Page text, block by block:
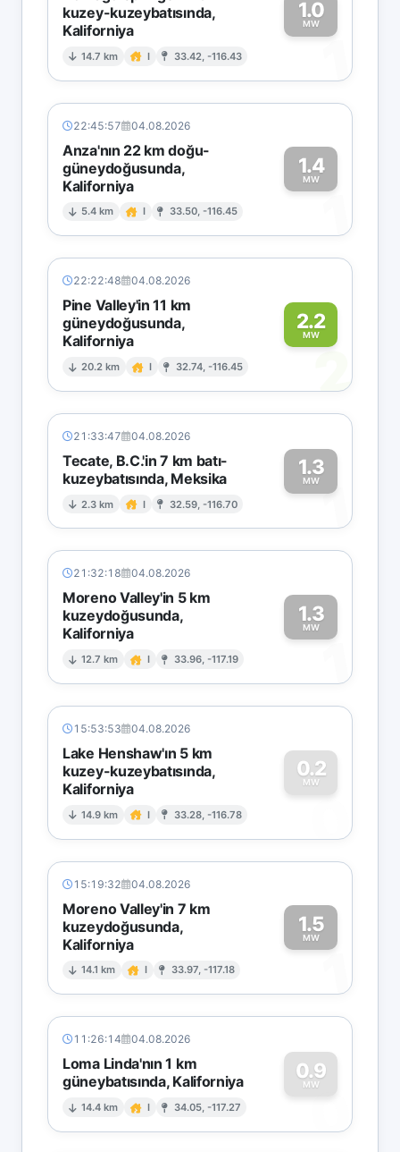
kuzey-kuzeybatısında,
Kaliforniya
14.7 km I 33.42, -116.43
1.0
MW
1
22:45:57 04.08.2026
Anza'nın 22 km doğu-
güneydoğusunda,
Kaliforniya
5.4 km I 33.50, -116.45
1.4
MW
1
22:22:48 04.08.2026
Pine Valley'in 11 km
güneydoğusunda,
Kaliforniya
20.2 km I 32.74, -116.45
2.2
MW
2
21:33:47 04.08.2026
Tecate, B.C.'in 7 km batı-
kuzeybatısında, Meksika
2.3 km I 32.59, -116.70
1.3
MW1
21:32:18 04.08.2026
Moreno Valley'in 5 km
kuzeydoğusunda,
Kaliforniya
12.7 km I 33.96, -117.19
1.3
MW
1
15:53:53 04.08.2026
Lake Henshaw'ın 5 km
kuzey-kuzeybatısında,
Kaliforniya
14.9 km I 33.28, -116.78
0.2
MW
0
15:19:32 04.08.2026
Moreno Valley'in 7 km
kuzeydoğusunda,
Kaliforniya
14.1 km I 33.97, -117.18
1.5
MW
1
11:26:14 04.08.2026
Loma Linda'nın 1 km
güneybatısında, Kaliforniya
14.4 km I 34.05, -117.27
0.9
MW
0